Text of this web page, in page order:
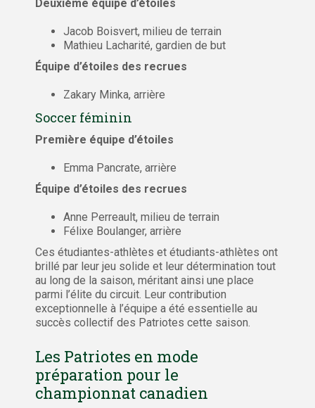
Deuxième équipe d’étoiles
Jacob Boisvert, milieu de terrain
Mathieu Lacharité, gardien de but
Équipe d’étoiles des recrues
Zakary Minka, arrière
Soccer féminin
Première équipe d’étoiles
Emma Pancrate, arrière
Équipe d’étoiles des recrues
Anne Perreault, milieu de terrain
Félixe Boulanger, arrière
Ces étudiantes-athlètes et étudiants-athlètes ont
brillé par leur jeu solide et leur détermination tout
au long de la saison, méritant ainsi une place
parmi l’élite du circuit. Leur contribution
exceptionnelle à l’équipe a été essentielle au
succès collectif des Patriotes cette saison.
Les Patriotes en mode
préparation pour le
championnat canadien